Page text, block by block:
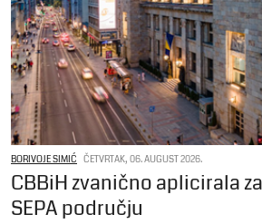
BORIVOJE SIMIĆ ČETVRTAK, 06. AUGUST 2026.
CBBiH zvanično aplicirala
SEPA području